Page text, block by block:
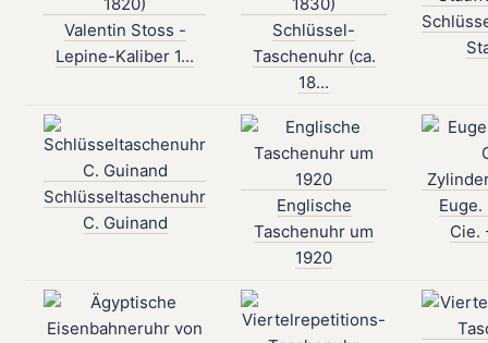
Valentin Stoss -
Lepine-Kaliber 1...
Schlüssel-
Taschenuhr (ca.
18...
Schlüsseltaschenuhr
C. Guinand
Englische
Taschenuhr um
1920
Euge.
Cie.